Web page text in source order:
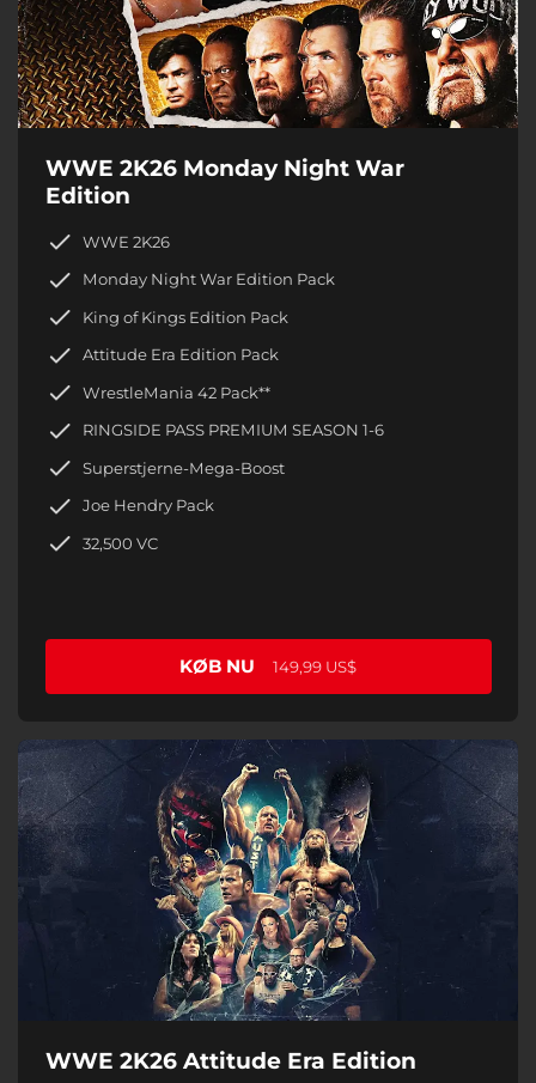
WWE 2K26 Monday Night War
Edition
WWE 2K26
Monday Night War Edition Pack
King of Kings Edition Pack
Attitude Era Edition Pack
WrestleMania 42 Pack**
RINGSIDE PASS PREMIUM SEASON 1-6
Superstjerne-Mega-Boost
Joe Hendry Pack
32,500 VC
KØB NU 149,99 US$
WWE 2K26 Attitude Era Edition